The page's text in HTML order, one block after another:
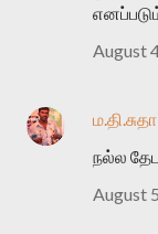
August
ம.தி.சுதா
நல்ல
August